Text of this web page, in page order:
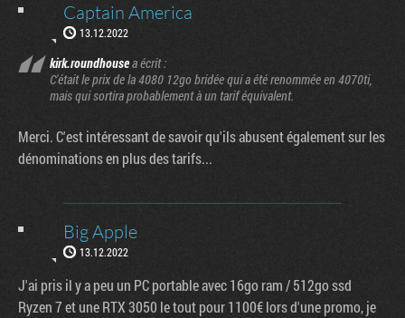
Captain America
13.12.2022
kirk.roundhousea écrit :
C'était le prix de la 4080 12go bridée qui a été renommée en 4070ti,
mais qui sortira probablement à un tarif équivalent.
Merci. C'est intéressant de savoir qu'ils abusent également sur les
dénominations en plus des tarifs...
Big Apple
13.12.2022
J'ai pris il y a peu un PC portable avec 16go ram / 512go ssd
Ryzen 7 et une RTX 3050 le tout pour 1100€ lors d'une promo, je